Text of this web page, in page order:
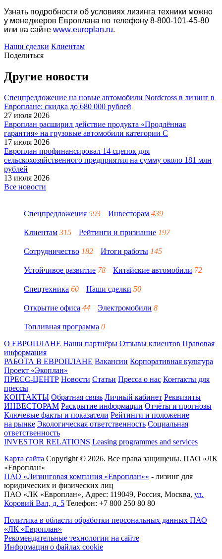
Узнать подробности об условиях лизинга техники можно
у менеджеров Европлана по телефону 8-800-101-45-80
или на сайте www.europlan.ru.
Наши сделки Клиентам
Поделиться
Другие новости
Спецпредложение на новые автомобили Nordcross в лизинг в
Европлане: скидка до 680 000 рублей
27 июля 2026
Европлан расширил действие продукта «Продлённая
гарантия» на грузовые автомобили категории C
17 июля 2026
Европлан профинансировал 14 сцепок для
сельскохозяйственного предприятия на сумму около 181 млн
рублей
13 июля 2026
Все новости
Спецпредложения 593 Инвесторам 439
Клиентам 315 Рейтинги и признание 197
Сотрудничество 182 Итоги работы 145
Устойчивое развитие 78 Китайские автомобили 72
Спецтехника 60 Наши сделки 50
Открытие офиса 44 Электромобили 8
Топливная программа 0
О ЕВРОПЛАНЕ Наши партнёры Отзывы клиентов Правовая
информация
РАБОТА В ЕВРОПЛАНЕ Вакансии Корпоративная культура
Проект «Экоплан»
ПРЕСС-ЦЕНТР Новости Статьи Пресса о нас Контакты для
прессы
КОНТАКТЫ Обратная связь Личный кабинет Реквизиты
ИНВЕСТОРАМ Раскрытие информации Отчёты и прогнозы
Ключевые факты и показатели Рейтинги и положение
на рынке Экологическая ответственность Социальная
ответственность
INVESTOR RELATIONS Leasing programmes and services
Карта сайта Copyright © 2026. Все права защищены. ПАО «ЛК
«Европлан»
ПАО «Лизинговая компания «Европлан»» - лизинг для
юридических и физических лиц
ПАО «ЛК «Европлан», Адрес: 119049, Россия, Москва, ул.
Коровий Вал, д. 5 Телефон: +7 800 250 80 80
Политика в области обработки персональных данных ПАО
«ЛК «Европлан»
Рекомендательные технологии на сайте
Информация о файлах cookie